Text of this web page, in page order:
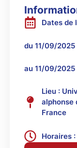
Dates de
du 11/09/2025
au 11/09/
Lieu :
alphonse
France
Horaires